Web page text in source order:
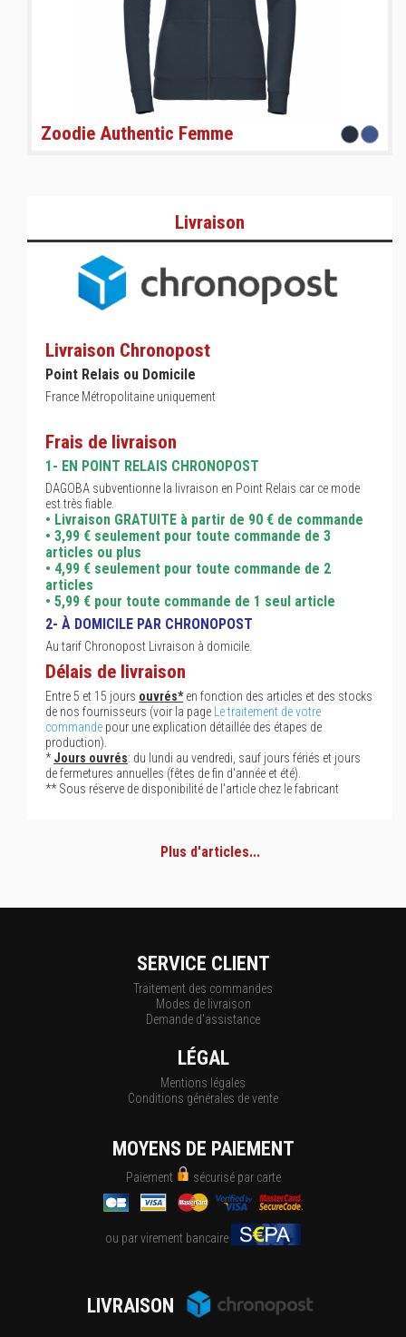
Zoodie Authentic Femme
Livraison
Livraison Chronopost
Point Relais ou Domicile
France Métropolitaine uniquement
Frais de livraison
1- EN POINT RELAIS CHRONOPOST
DAGOBA subventionne la livraison en Point Relais car ce mode
est très fiable.
• Livraison GRATUITE à partir de 90 € de commande
• 3,99 € seulement pour toute commande de 3
articles ou plus
• 4,99 € seulement pour toute commande de 2
articles
• 5,99 € pour toute commande de 1 seul article
2- À DOMICILE PAR CHRONOPOST
Au tarif Chronopost Livraison à domicile.
Délais de livraison
Entre 5 et 15 jours ouvrés*en fonction des articles et des stocks
de nos fournisseurs (voir la page
Le traitement de votre
commande pour une explication détaillée des étapes de
production).
*Jours ouvrés: du lundi au vendredi, sauf jours fériés et jours
de fermetures annuelles (fêtes de fin d'année et été).
** Sous réserve de disponibilité de l'article chez le fabricant
Plus d'articles...
SERVICE CLIENT
Traitement des commandes
Modes de livraison
Demande d'assistance
LÉGAL
Mentions légales
Conditions générales de vente
MOYENS DE PAIEMENT
Paiement sécurisé par carte
ou par virement bancaire
LIVRAISON